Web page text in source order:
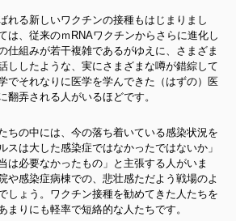
れる新しいワクチンの接種もはじまりまし
は、従来のｍRNAワクチンからさらに進化し
仕組みが若干複雑であるがゆえに、さまざま
ししたような、実にさまざまな噂が錯綜して
でそれなりに医学を学んできた（はずの）医
翻弄される人がいるほどです。
ちの中には、今の落ち着いている感染状況を
スは大した感染症ではなかったではないか」
は必要なかったもの」と主張する人がいま
や感染症病棟での、悲壮感ただよう戦場のよ
しょう。ワクチン接種を勧めてきた人たちを
まりにも軽率で短絡的な人たちです。